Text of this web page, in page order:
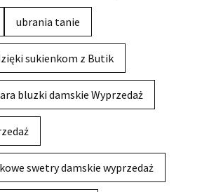
ubrania tanie
sukienkom z Butik
bluzki damskie Wyprzedaż
swetry damskie wyprzedaż